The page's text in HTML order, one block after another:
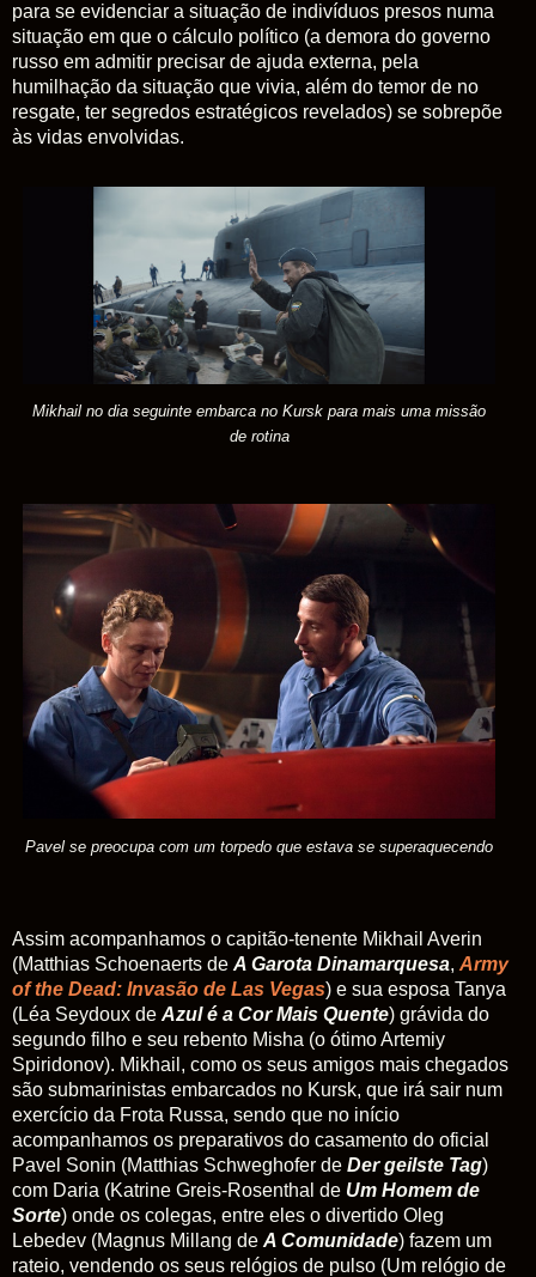
para se evidenciar a situação de indivíduos presos numa
situação em que o cálculo político (a demora do governo
russo em admitir precisar de ajuda externa, pela
humilhação da situação que vivia, além do temor de no
resgate, ter segredos estratégicos revelados) se sobrepõe
às vidas envolvidas.
Mikhail no dia seguinte embarca no Kursk para mais uma missão
de rotina
Pavel se preocupa com um torpedo que estava se superaquecendo
Assim acompanhamos o capitão-tenente Mikhail Averin
(Matthias Schoenaerts de A Garota Dinamarquesa, Army
of the Dead: Invasão de Las Vegas) e sua esposa Tanya
(Léa Seydoux de Azul é a Cor Mais Quente) grávida do
segundo filho e seu rebento Misha (o ótimo Artemiy
Spiridonov). Mikhail, como os seus amigos mais chegados
são submarinistas embarcados no Kursk, que irá sair num
exercício da Frota Russa, sendo que no início
acompanhamos os preparativos do casamento do oficial
Pavel Sonin (Matthias Schweghofer de Der geilste Tag)
com Daria (Katrine Greis-Rosenthal de Um Homem de
Sorte) onde os colegas, entre eles o divertido Oleg
Lebedev (Magnus Millang de A Comunidade) fazem um
rateio, vendendo os seus relógios de pulso (Um relógio de